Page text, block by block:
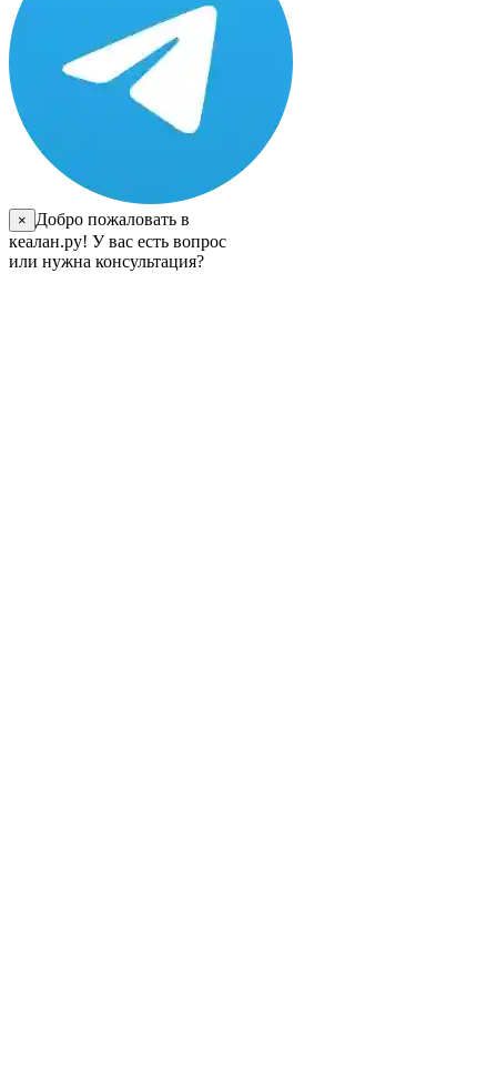
×
Добро пожаловать в
кеалан.ру! У вас есть вопрос
или нужна консультация?